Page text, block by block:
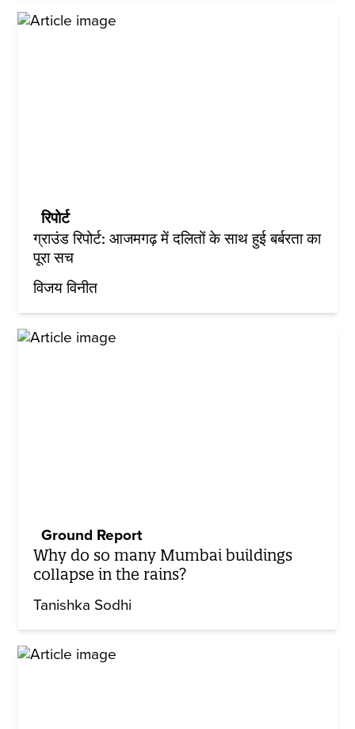
रिपोर्ट
ग्राउंड रिपोर्ट: आजमगढ़ में दलितों के साथ हुई बर्बरता का
पूरा सच
विजय विनीत
Ground Report
Why do so many Mumbai buildings
collapse in the rains?
Tanishka Sodhi